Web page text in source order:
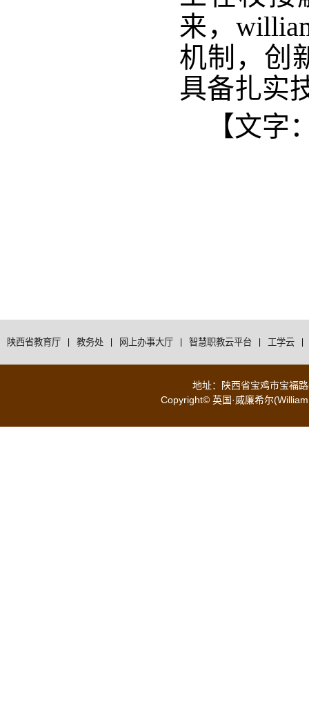
来，
机制，创
具备扎实
【文
陕西省教育厅 教务处 网上办事大厅 智慧职教云平台 工学云
地址：陕西省宝鸡市宝福
Copyright© 英国·威廉希尔